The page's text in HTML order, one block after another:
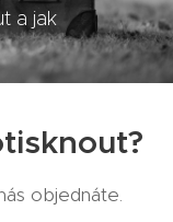
a jak
objednáte.